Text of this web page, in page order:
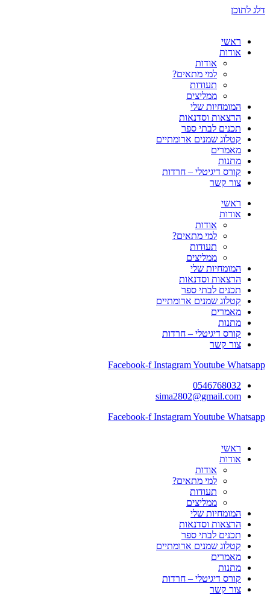
דלג לתוכן
ראשי
אודות
אודות
למי מתאים?
תעודות
ממליצים
המומחיות שלי
הרצאות וסדנאות
תכנים לבתי ספר
קטלוג שמנים ארומתיים
מאמרים
מתנות
קורס דיגיטלי – חרדות
צור קשר
ראשי
אודות
אודות
למי מתאים?
תעודות
ממליצים
המומחיות שלי
הרצאות וסדנאות
תכנים לבתי ספר
קטלוג שמנים ארומתיים
מאמרים
מתנות
קורס דיגיטלי – חרדות
צור קשר
Facebook-f InstagramYoutube Whatsapp
0546768032
sima2802@gmail.com
Facebook-f InstagramYoutube Whatsapp
ראשי
אודות
אודות
למי מתאים?
תעודות
ממליצים
המומחיות שלי
הרצאות וסדנאות
תכנים לבתי ספר
קטלוג שמנים ארומתיים
מאמרים
מתנות
קורס דיגיטלי – חרדות
צור קשר